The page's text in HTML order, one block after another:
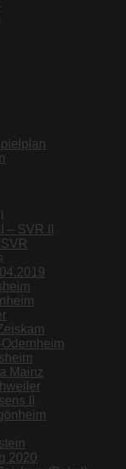
– SVR II
Mainz
II
2020